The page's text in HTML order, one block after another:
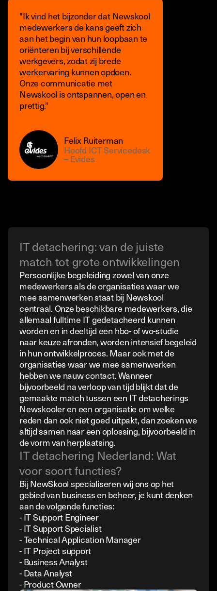
"Ik vind het bijzonder dat Newskool
medewerkers de kans geeft zich
aan het begin van hun loopbaan te
oriënteren bij verschillende
werkgevers, zodat zij brede
werkervaring kunnen opdoen.
Onze communicatie met
Newskool is ontspannen, open en
prettig."
Felix Ruiterman
Hoofd ICT Servicedesk
– Evides
IT detachering: van de juiste
match tot grote ontwikkelingen
Persoonlijke begeleiding zowel van onze
medewerkers als de organisaties waar we
mee samenwerken staat bij Newskool
centraal. Onze beschikbare medewerkers, die
allemaal fulltime IT gedetacheerd kunnen
worden en in deeltijd een hbo- of wo-studie
naar keuze afronden, worden intensief begeleid
in hun ontwikkelproces. Maar ook met de
organisaties waar we mee samenwerken
hebben we nauw contact. Wanneer
bijvoorbeeld na verloop van tijd blijkt dat de
gemaakte match tussen een IT detacherings
Newskooler en een organisatie om welke
reden dan ook niet goed uitpakt, dan zoeken we
altijd samen naar een oplossing, bijvoorbeeld in
de vorm van herplaatsing.
IT detachering Nederland: Wat
voor soort functies?
Bij NewSkool specialiseren wij ons op het
gebied van business en beheer, je kunt denken
aan de volgende functies:
- IT Support Engineer
- IT Support Specialist
- Technical Application Manager
- IT Project support
- Business Analyst
- Data Analyst
- Product Owner